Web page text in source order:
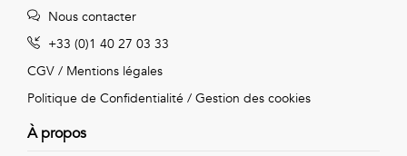
Nous contacter
+33 (0)1 40 27 03 33
CGV / Mentions légales
Politique de Confidentialité / Gestion des cookies
À propos